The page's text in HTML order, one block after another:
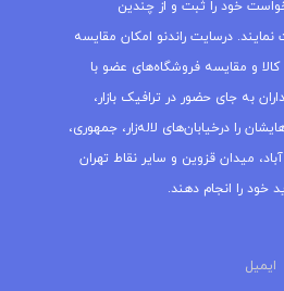
خود را ثبت و از چندین
درسایت راندنو امکان مقایسه
کالا و مقایسه فروشگاه‌های عضو با
به جای حضور در ترافیک بازار،
را درخیابان‌های لاله‌زار، جمهوری،
میدان قزوین و سایر نقاط تهران
خود را انجام دهند.
ایمیل